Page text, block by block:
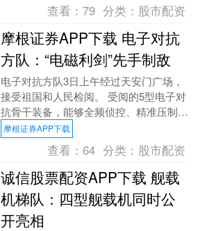
查看：79 分类： 股市配资
摩根证券APP下载 电子对抗
方队：“电磁利剑”先手制敌
电子对抗方队3日上午经过天安门广场，
接受祖国和人民检阅。 受阅的5型电子对
抗骨干装备，能够全频侦控、精准压制，
具备空天防抗、破网断链作战能力，是制
胜多域联合战场....
摩根证券APP下载
查看：64 分类： 股市配资
诚信股票配资APP下载 舰载
机梯队：四型舰载机同时公
开亮相